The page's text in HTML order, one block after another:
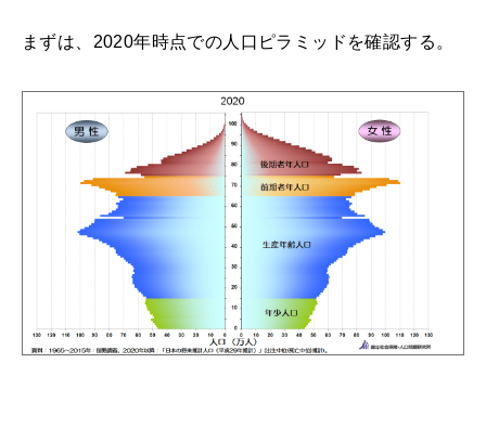
まずは、2020年時点での人口ピラミッドを確認する。